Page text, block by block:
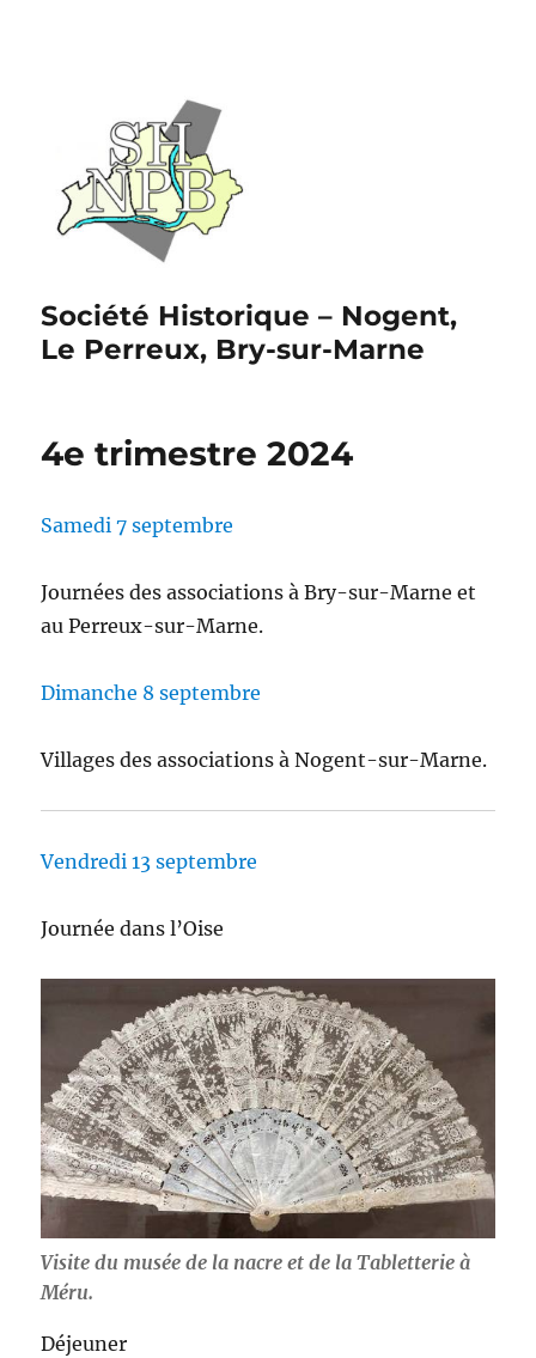
Société Historique – Nogent,
Le Perreux, Bry-sur-Marne
4e trimestre 2024
Samedi 7 septembre
Journées des associations à Bry-sur-Marne et
au Perreux-sur-Marne.
Dimanche 8 septembre
Villages des associations à Nogent-sur-Marne.
Vendredi 13 septembre
Journée dans l’Oise
Visite du musée de la nacre et de la Tabletterie à
Méru.
Déjeuner